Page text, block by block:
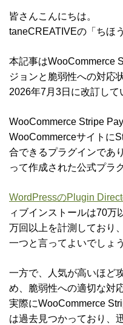
皆さんこんにちは。
taneCREATIVEの「ちほ
本記事はWooCommerce
ジョンと脆弱性への対応
2026年7月3日に改訂して
WooCommerce Stripe
WooCommerceサイトに
合できるプラグインであ
って作成された公式プラ
WordPressのPlugin
ィブインストールは70万
万回以上を計測しており
一つと言ってよいでしょう
一方で、人気が高いほど
め、脆弱性への適切な対
実際にWooCommerce
は過去見つかっており、